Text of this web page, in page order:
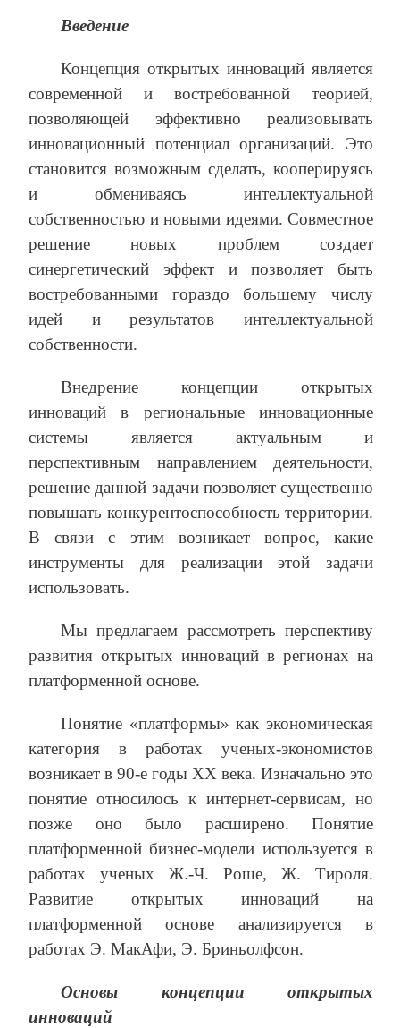
Введение
Концепция открытых инноваций является
современной и востребованной теорией,
позволяющей эффективно реализовывать
инновационный потенциал организаций. Это
становится возможным сделать, кооперируясь
и обмениваясь интеллектуальной
собственностью и новыми идеями. Совместное
решение новых проблем создает
синергетический эффект и позволяет быть
востребованными гораздо большему числу
идей и результатов интеллектуальной
собственности.
Внедрение концепции открытых
инноваций в региональные инновационные
системы является актуальным и
перспективным направлением деятельности,
решение данной задачи позволяет существенно
повышать конкурентоспособность территории.
В связи с этим возникает вопрос, какие
инструменты для реализации этой задачи
использовать.
Мы предлагаем рассмотреть перспективу
развития открытых инноваций в регионах на
платформенной основе.
Понятие «платформы» как экономическая
категория в работах ученых-экономистов
возникает в 90-е годы XX века. Изначально это
понятие относилось к интернет-сервисам, но
позже оно было расширено. Понятие
платформенной бизнес-модели используется в
работах ученых Ж.-Ч. Роше, Ж. Тироля.
Развитие открытых инноваций на
платформенной основе анализируется в
работах Э. МакАфи, Э. Бриньолфсон.
Основы концепции открытых
инноваций